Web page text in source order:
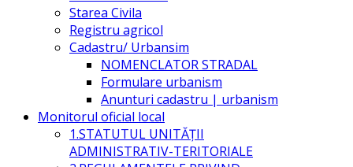
Starea Civila
Registru agricol
Cadastru/ Urbansim
NOMENCLATOR STRADAL
Formulare urbanism
Anunturi cadastru | urbanism
Monitorul oficial local
1.STATUTUL UNITĂŢII
ADMINISTRATIV-TERITORIALE